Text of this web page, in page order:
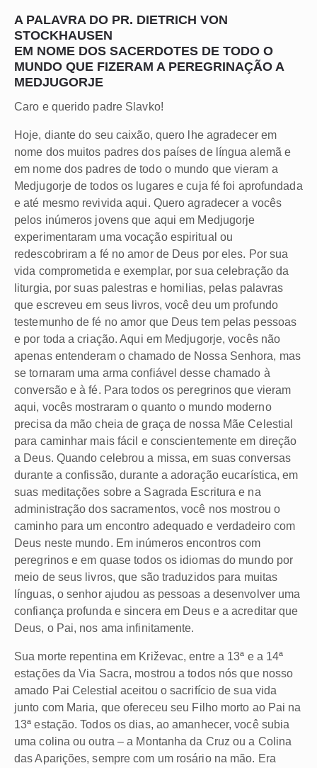
A PALAVRA DO PR. DIETRICH VON
STOCKHAUSEN
EM NOME DOS SACERDOTES DE TODO O
MUNDO QUE FIZERAM A PEREGRINAÇÃO A
MEDJUGORJE
Caro e querido padre Slavko!
Hoje, diante do seu caixão, quero lhe agradecer em
nome dos muitos padres dos países de língua alemã e
em nome dos padres de todo o mundo que vieram a
Medjugorje de todos os lugares e cuja fé foi aprofundada
e até mesmo revivida aqui. Quero agradecer a vocês
pelos inúmeros jovens que aqui em Medjugorje
experimentaram uma vocação espiritual ou
redescobriram a fé no amor de Deus por eles. Por sua
vida comprometida e exemplar, por sua celebração da
liturgia, por suas palestras e homilias, pelas palavras
que escreveu em seus livros, você deu um profundo
testemunho de fé no amor que Deus tem pelas pessoas
e por toda a criação. Aqui em Medjugorje, vocês não
apenas entenderam o chamado de Nossa Senhora, mas
se tornaram uma arma confiável desse chamado à
conversão e à fé. Para todos os peregrinos que vieram
aqui, vocês mostraram o quanto o mundo moderno
precisa da mão cheia de graça de nossa Mãe Celestial
para caminhar mais fácil e conscientemente em direção
a Deus. Quando celebrou a missa, em suas conversas
durante a confissão, durante a adoração eucarística, em
suas meditações sobre a Sagrada Escritura e na
administração dos sacramentos, você nos mostrou o
caminho para um encontro adequado e verdadeiro com
Deus neste mundo. Em inúmeros encontros com
peregrinos e em quase todos os idiomas do mundo por
meio de seus livros, que são traduzidos para muitas
línguas, o senhor ajudou as pessoas a desenvolver uma
confiança profunda e sincera em Deus e a acreditar que
Deus, o Pai, nos ama infinitamente.
Sua morte repentina em Križevac, entre a 13ª e a 14ª
estações da Via Sacra, mostrou a todos nós que nosso
amado Pai Celestial aceitou o sacrifício de sua vida
junto com Maria, que ofereceu seu Filho morto ao Pai na
13ª estação. Todos os dias, ao amanhecer, você subia
uma colina ou outra – a Montanha da Cruz ou a Colina
das Aparições, sempre com um rosário na mão. Era